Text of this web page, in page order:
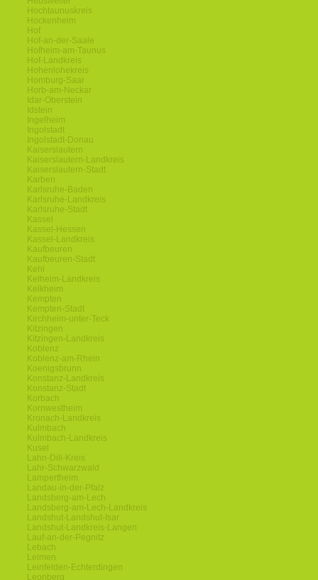
Hochtaunuskreis
Hockenheim
Hof
Hof-an-der-Saale
Hofheim-am-Taunus
Hof-Landkreis
Hohenlohekreis
Homburg-Saar
Horb-am-Neckar
Idar-Oberstein
Idstein
Ingelheim
Ingolstadt
Ingolstadt-Donau
Kaiserslautern
Kaiserslautern-Landkreis
Kaiserslautern-Stadt
Karben
Karlsruhe-Baden
Karlsruhe-Landkreis
Karlsruhe-Stadt
Kassel
Kassel-Hessen
Kassel-Landkreis
Kaufbeuren
Kaufbeuren-Stadt
Kehl
Kelheim-Landkreis
Kelkheim
Kempten
Kempten-Stadt
Kirchheim-unter-Teck
Kitzingen
Kitzingen-Landkreis
Koblenz
Koblenz-am-Rhein
Koenigsbrunn
Konstanz-Landkreis
Konstanz-Stadt
Korbach
Kornwestheim
Kronach-Landkreis
Kulmbach
Kulmbach-Landkreis
Kusel
Lahn-Dill-Kreis
Lahr-Schwarzwald
Lampertheim
Landau-in-der-Pfalz
Landsberg-am-Lech
Landsberg-am-Lech-Landkreis
Landshut-Landshut-Isar
Landshut-Landkreis-Langen
Lauf-an-der-Pegnitz
Lebach
Leimen
Leinfelden-Echterdingen
Leonberg